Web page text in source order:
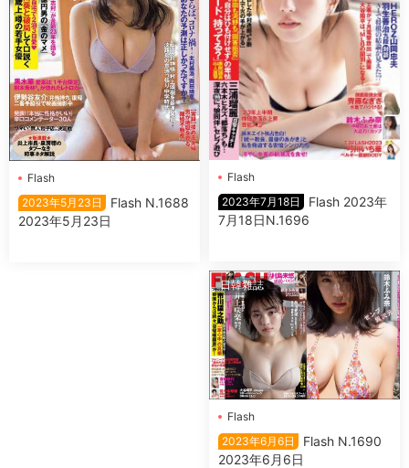
Flash
2023年5月23日
Flash N.1688
2023年5月23日
Flash
2023年7月18日
Flash 2023年
7月18日N.1696
日韓雜誌
Flash
2023年6月6日
Flash N.1690
2023年6月6日